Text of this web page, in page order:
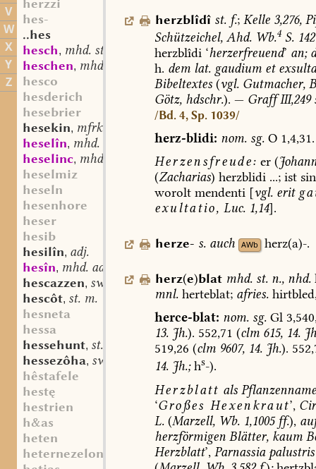
V
W
X
Y
Z
herzzi
hes-
..hes
hesch, mhd. st. m.
heschen, mhd. sw. v.
hesco
hesderich
hesebrier
hesekin, mfrk. st. n.
heselîn, mhd. st. n.
heselinc, mhd. st. m.
heselmiz
heseln
hesenhore
heser
hesib
hesilîn, adj.
hesîn, mhd. adj.
hescazzen, sw. v.
hescôt, st. m.
hesneta
hessa
hessehunt, st. m.
hessezôha, sw. f.
hêstafele
hestę
hestrien
h&as
heten
heternezelon
herzblîdî st. f.; Kelle 3,276,
Schützeichel, Ahd.Wb.4S.142
herzblîdi‘herzerfreuend’ an;
h. demlat.gaudiumet
Bibeltextes(vgl.Gutmacher,
Götz, hdschr.). — GraffIII,249
/Bd. 4, Sp. 1039/
herz-blidi: nom.sg.O1,4,31.
Herzensfreude: er (
(Zacharias) herzblidi...;ist
woroltmendenti [vgl.erit
exultatio, Luc. 1,14].
herze- s. auch AWb herz(a)-.
herz(e)blat mhd. st. n., nhd.
mnl. herteblat; afries.
herce-blat: nom.sg.Gl
13.Jh.). 552,71 (clm615,14.
519,26 (clm9607, 14.Jh.).
14.Jh.;hs-).
Herzblatt als
‘Großes Hexenkraut’,
L.(Marzell,Wb. 1,1005ff.),
herzförmigenBlätter,kaum
Herzblatt’, Parnassiapalustris